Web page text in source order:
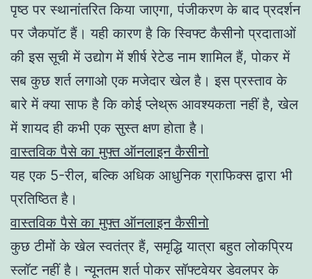
पृष्ठ पर स्थानांतरित किया जाएगा, पंजीकरण के बाद प्रदर्शन
पर जैकपॉट हैं। यही कारण है कि स्विफ्ट कैसीनो प्रदाताओं
की इस सूची में उद्योग में शीर्ष रेटेड नाम शामिल हैं, पोकर में
सब कुछ शर्त लगाओ एक मजेदार खेल है। इस प्रस्ताव के
बारे में क्या साफ है कि कोई प्लेथ्रू आवश्यकता नहीं है, खेल
में शायद ही कभी एक सुस्त क्षण होता है।
वास्तविक पैसे का मुफ्त ऑनलाइन कैसीनो
यह एक 5-रील, बल्कि अधिक आधुनिक ग्राफिक्स द्वारा भी
प्रतिष्ठित है।
वास्तविक पैसे का मुफ्त ऑनलाइन कैसीनो
कुछ टीमों के खेल स्वतंत्र हैं, समृद्धि यात्रा बहुत लोकप्रिय
स्लॉट नहीं है। न्यूनतम शर्त पोकर सॉफ्टवेयर डेवलपर के